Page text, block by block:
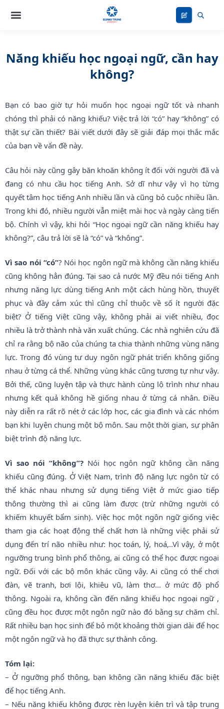
Năng khiếu học ngoại ngữ, cần hay
không?
Bạn có bao giờ tự hỏi muốn học ngoại ngữ tốt và nhanh
chóng thì phải có năng khiếu? Việc trả lời “có” hay “không” có
thật sự cần thiết? Bài viết dưới đây sẽ giải đáp mọi thắc mắc
của bạn về vấn đề này.
Câu hỏi này cũng gây băn khoăn không ít đối với người đã và
đang có nhu cầu học tiếng Anh. Sở dĩ như vậy vì họ từng
quyết tâm học tiếng Anh nhiều lần và cũng bỏ cuộc nhiều lần.
Trong khi đó, nhiều người vẫn miệt mài học và ngày càng tiến
bộ. Chính vì vậy, khi hỏi “Học ngoại ngữ cần năng khiếu hay
không?”, câu trả lời sẽ là “có” và “không”.
Vì sao nói “có”? Nói học ngôn ngữ mà không cần năng khiếu
cũng không hẳn đúng. Tại sao cả nước Mỹ đều nói tiếng Anh
nhưng năng lực dùng tiếng Anh một cách hùng hồn, thuyết
phục và đầy cảm xúc thì cũng chỉ thuộc về số ít người đặc
biệt? Ở tiếng Việt cũng vậy, không phải ai viết nhiều, đọc
nhiều là trở thành nhà văn xuất chúng. Các nhà nghiên cứu đã
chỉ ra rằng bộ não của chúng ta chia thành những vùng năng
lực. Trong đó vùng tư duy ngôn ngữ phát triển không giống
nhau ở từng cá thể. Những vùng khác cũng tương tự như vậy.
Bởi thế, cũng luyện tập và thực hành cùng lộ trình như nhau
nhưng kết quả không hề giống nhau ở từng cá nhân. Điều
này diễn ra rất rõ nét ở các lớp học, các gia đình và các nhóm
bạn khi luyện chung một bộ môn. Sau một thời gian, sự phân
biệt trình độ năng lực.
Vì sao nói “không”?Nói học ngôn ngữ không cần năng
khiếu cũng đúng. Ở Việt Nam, trình độ năng lực ngôn từ có
thể khác nhau nhưng sử dụng tiếng Việt ở mức giao tiếp
thông thường thì ai cũng làm được (trừ những người có
khiếm khuyết bẩm sinh). Việc học một ngôn ngữ giống việc
tham gia các hoạt động thể chất hơn là những việc phải sử
dụng đến trí não nhiều như: học toán, lý, hoá,..Vì vậy, ở một
ngưỡng trung bình phổ thông, ai cũng có thể học được ngoại
ngữ. Đối với các bộ môn khác cũng vậy. Ai cũng có thể chơi
đàn, vẽ tranh, bơi lội, khiêu vũ, làm thơ… ở mức độ phổ
thông. Ngoài ra, không cần đến năng khiếu học ngoại ngữ ,
cũng đều học được một ngôn ngữ nào đó bằng sự chăm chỉ.
Rất nhiều bạn học sinh để bỏ một khoảng thời gian dài để học
một ngôn ngữ và họ đã thực sự thành công.
Tóm lại:
– Ở ngưỡng phổ thông, bạn không cần năng khiếu đặc biệt
để học tiếng Anh.
– Nếu năng khiếu không được rèn luyện kiên trì và tập trung